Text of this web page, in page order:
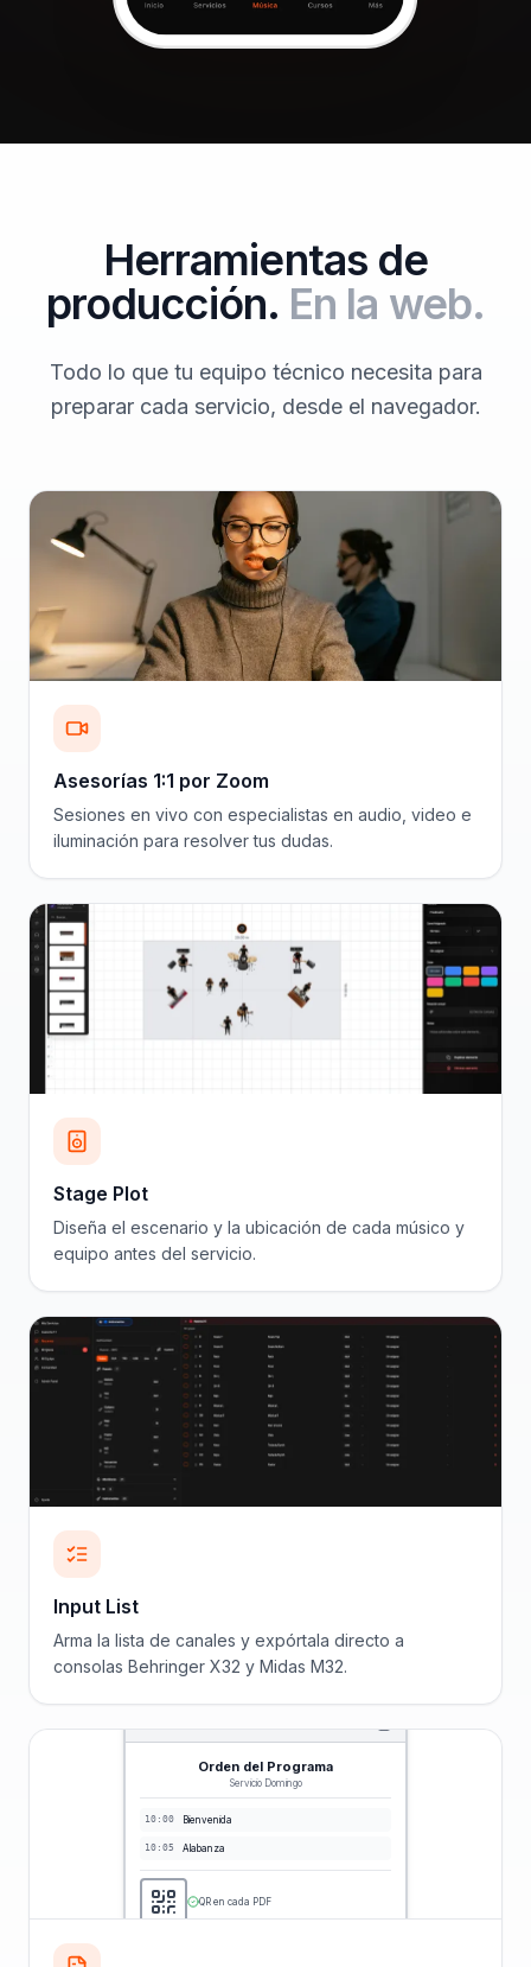
Herramientas de
producción. En la web.
Todo lo que tu equipo técnico necesita para
preparar cada servicio, desde el navegador.
Asesorías 1:1 por Zoom
Sesiones en vivo con especialistas en audio, video e
iluminación para resolver tus dudas.
Stage Plot
Diseña el escenario y la ubicación de cada músico y
equipo antes del servicio.
Input List
Arma la lista de canales y expórtala directo a
consolas Behringer X32 y Midas M32.
Orden del Programa
Servicio Domingo
10:00 Bienvenida
10:05 Alabanza
QR en cada PDF